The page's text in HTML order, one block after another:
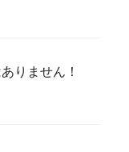
りません！